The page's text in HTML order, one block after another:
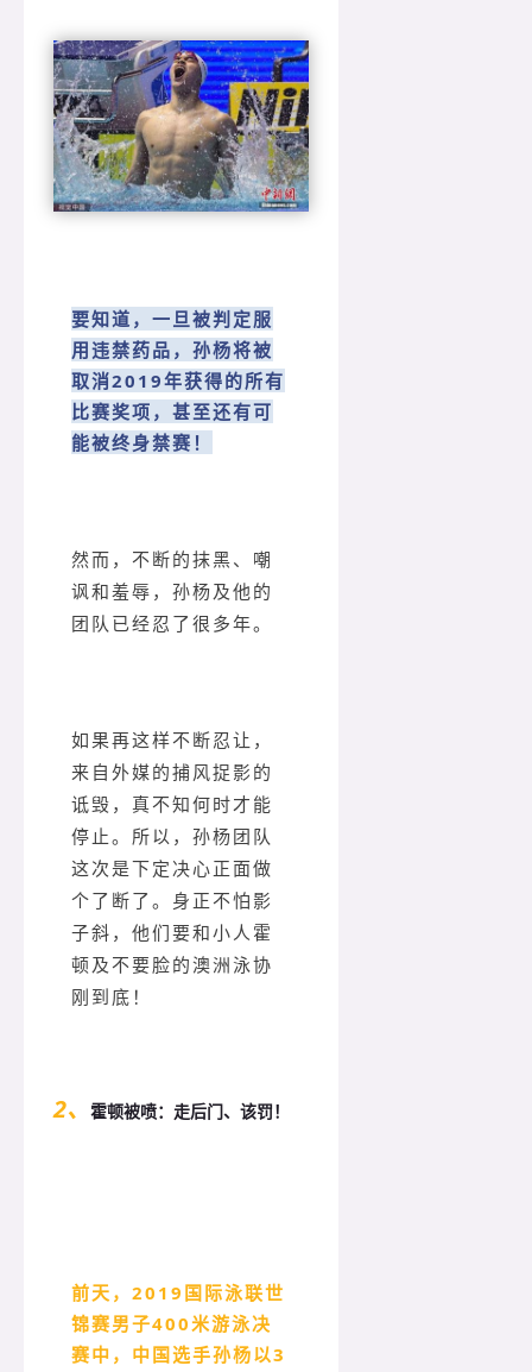
要知道，一旦被判定服
用违禁药品，孙杨将被
取消2019年获得的所有
比赛奖项，甚至还有可
能被终身禁赛！
然而，不断的抹黑、嘲
讽和羞辱，孙杨及他的
团队已经忍了很多年。
如果再这样不断忍让，
来自外媒的捕风捉影的
诋毁，真不知何时才能
停止。所以，孙杨团队
这次是下定决心正面做
个了断了。身正不怕影
子斜，他们要和小人霍
顿及不要脸的澳洲泳协
刚到底！
2、 霍顿被喷： 走后门、该罚！
前天，2019国际泳联世
锦赛男子400米游泳决
赛中，中国选手孙杨以3